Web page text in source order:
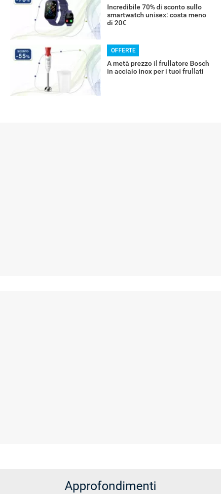
Incredibile 70% di sconto sullo
smartwatch unisex: costa meno
di 20€
OFFERTE
A metà prezzo il frullatore Bosch
in acciaio inox per i tuoi frullati
Approfondimenti